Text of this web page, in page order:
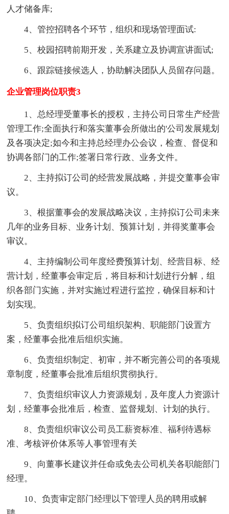
人才储备库;
4、管控招聘各个环节，组织和现场管理面试:
5、校园招聘前期开发，关系建立及协调宣讲面试;
6、跟踪链接候选人，协助解决团队人员留存问题。
企业管理岗位职责3
1、总经理受董事长的授权，主持公司日常生产经营
管理工作;全面执行和落实董事会所做出的'公司发展规划
及各项决定;如今和主持总经理办公会议，检查、督促和
协调各部门的工作;签署日常行政、业务文件。
2、主持拟订公司的经营发展战略，并提交董事会审
议。
3、根据董事会的发展战略决议，主持拟订公司未来
几年的业务目标、业务计划、预算计划，并得奖董事会
审议。
4、主持编制公司年度经费预算计划、经营目标、经
营计划，经董事会审定后，将目标和计划进行分解，组
织各部门实施，并对实施过程进行监控，确保目标和计
划实现。
5、负责组织拟订公司组织架构、职能部门设置方
案，经董事会批准后组织实施。
6、负责组织制定、初审，并不断完善公司的各项规
章制度，经董事会批准后组织贯彻执行。
7、负责组织审议人力资源规划，及年度人力资源计
划，经董事会批准后，检查、监督规划、计划的执行。
8、负责组织审议公司员工薪资标准、福利待遇标
准、考核评价体系等人事管理有关
9、向董事长建议并任命或免去公司机关各职能部门
经理。
10、负责审定部门经理以下管理人员的聘用或解